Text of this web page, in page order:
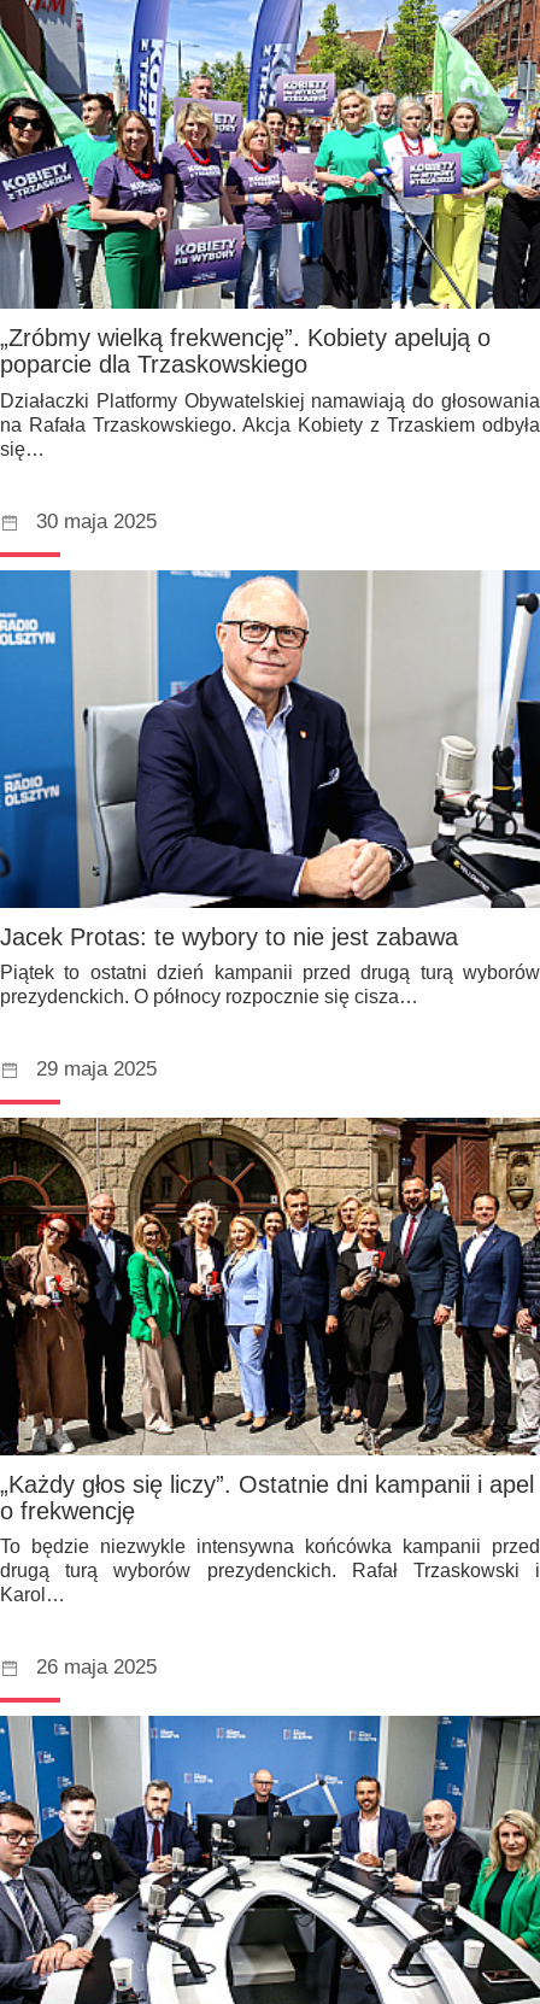
„Zróbmy wielką frekwencję”. Kobiety apelują o
poparcie dla Trzaskowskiego
Działaczki Platformy Obywatelskiej namawiają do głosowania
na Rafała Trzaskowskiego. Akcja Kobiety z Trzaskiem odbyła
się…
30 maja 2025
Jacek Protas: te wybory to nie jest zabawa
Piątek to ostatni dzień kampanii przed drugą turą wyborów
prezydenckich. O północy rozpocznie się cisza…
29 maja 2025
„Każdy głos się liczy”. Ostatnie dni kampanii i apel
o frekwencję
To będzie niezwykle intensywna końcówka kampanii przed
drugą turą wyborów prezydenckich. Rafał Trzaskowski i
Karol…
26 maja 2025